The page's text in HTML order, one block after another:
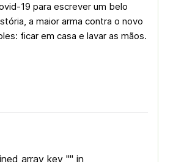
19 para escrever um belo
a maior arma contra o novo
ficar em casa e lavar as mãos.
array key "" in